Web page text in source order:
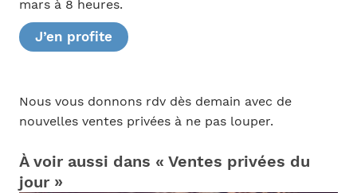
mars à 8 heures.
J’en profite
Nous vous donnons rdv dès demain avec de
nouvelles ventes privées à ne pas louper.
À voir aussi dans « Ventes privées du
jour »